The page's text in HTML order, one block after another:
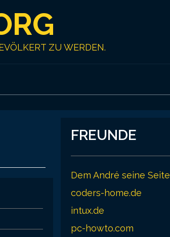
ZU WERDEN.
FREUNDE
Dem André seine Seite
coders-home.de
intux.de
pc-howto.com